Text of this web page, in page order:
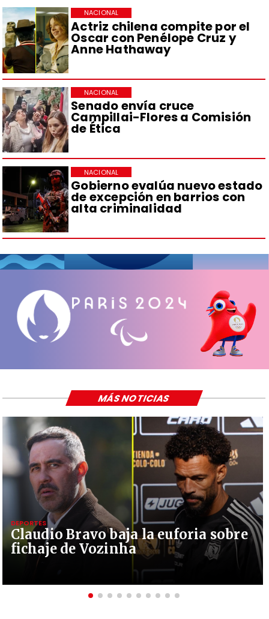
Actriz chilena compite por el
Oscar con Penélope Cruz y
Anne Hathaway
NACIONAL
Senado envía cruce
Campillai-Flores a Comisión
de Ética
NACIONAL
Gobierno evalúa nuevo estado
de excepción en barrios con
alta criminalidad
NACIONAL
Claudio Bravo baja la euforia sobre
fichaje de Vozinha
DEPORTES
MÁS NOTICIAS